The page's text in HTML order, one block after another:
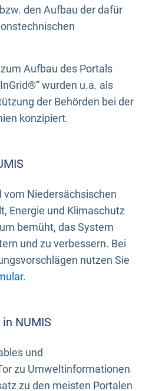
den Aufbau der dafür
Aufbau des Portals
wurden u.a. als
der Behörden bei der
konzipiert.
vom Niedersächsischen
Energie und Klimaschutz
bemüht, das System
und zu verbessern. Bei
nutzen Sie
.
NUMIS
und
zu Umweltinformationen
zu den meisten Portalen